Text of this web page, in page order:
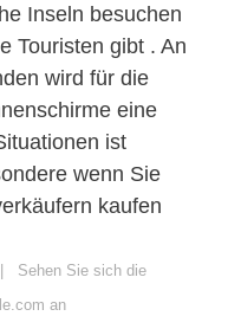
Inseln besuchen
Touristen gibt . An
wird für die
eine
ist
wenn Sie
kaufen
Sehen Sie sich die
an